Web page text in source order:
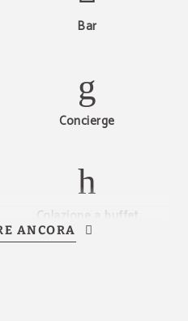
Bar
Concierge
Colazione a buffet
ANCORA